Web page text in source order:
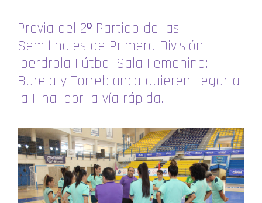
Previa del 2º Partido de las
Semifinales de Primera División
Iberdrola Fútbol Sala Femenino:
Burela y Torreblanca quieren llegar a
la Final por la vía rápida.